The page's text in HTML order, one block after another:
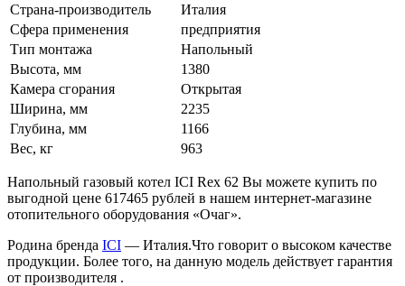
Страна-производитель
Италия
Сфера применения
предприятия
Тип монтажа
Напольный
Высота, мм
1380
Камера сгорания
Открытая
Ширина, мм
2235
Глубина, мм
1166
Вес, кг
963
Напольный газовый котел ICI Rex 62 Вы можете купить по
выгодной цене 617465 рублей в нашем интернет-магазине
отопительного оборудования «Очаг».
Родина бренда ICI — Италия.Что говорит о высоком качестве
продукции. Более того, на данную модель действует гарантия
от производителя .